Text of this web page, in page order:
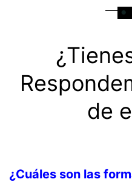
de
¿Cuáles son las